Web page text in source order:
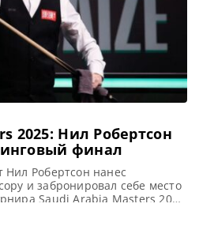
2025: Нил Робертсон
финал
Нил Робертсон нанес
и забронировал себе место
Saudi Arabia Masters 2025